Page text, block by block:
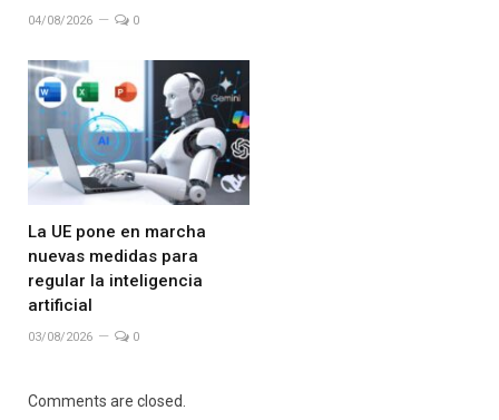
04/08/2026 0
La UE pone en marcha
nuevas medidas para
regular la inteligencia
artificial
03/08/2026 0
Comments are closed.